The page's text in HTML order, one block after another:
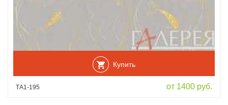
Купить
ТА1-195 от 1400 руб.